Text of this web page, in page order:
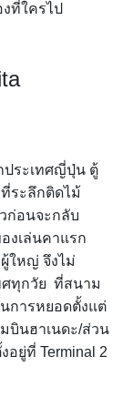
ที่ใครไป
ประเทศญี่ปุ่น ตู้
ระลึกติดไม้
ก่อนจะกลับ
งเล่นคาแรก
ใหญ่ จึงไม่
ศทุกวัย ที่สนาม
การหยอดตั้งแต่
บินฮาเนดะ/ส่วน
ยู่ที่ Terminal 2